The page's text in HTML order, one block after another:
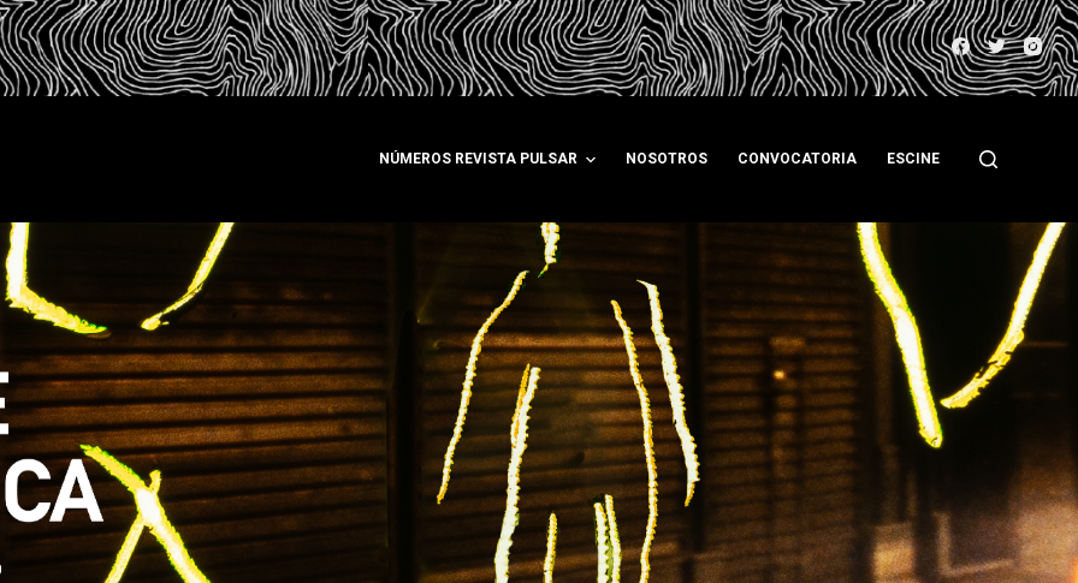
NÚMEROS REVISTA PULSAR NOSOTROS CONVOCATORIA ESCINE